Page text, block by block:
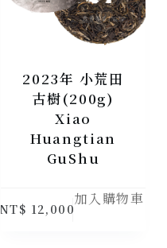
2023年 小荒田
古樹(200g)
Xiao
Huangtian
GuShu
NT$ 12,000
加入購物車